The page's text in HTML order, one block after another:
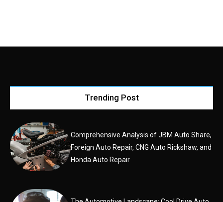
Trending Post
Comprehensive Analysis of JBM Auto Share,
Foreign Auto Repair, CNG Auto Rickshaw, and
Honda Auto Repair